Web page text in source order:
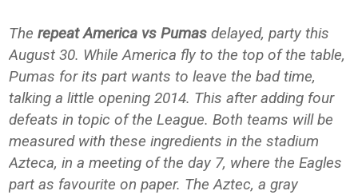
Therepeat America vs Pumas delayed, party this
August 30. While America fly to the top of the table,
Pumas for its part wants to leave the bad time,
talking a little opening 2014. This after adding four
defeats in topic of the League. Both teams will be
measured with these ingredients in the stadium
Azteca, in a meeting of the day 7, where the Eagles
part as favourite on paper. The Aztec, a gray